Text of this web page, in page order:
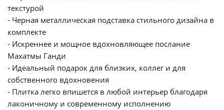
текстурой
- Черная металлическая подставка стильного дизайна в
комплекте
- Искреннее и мощное вдохновляющее послание
Махатмы Ганди
- Идеальный подарок для близких, коллег и для
собственного вдохновения
- Плитка легко впишется в любой интерьер благодаря
лаконичному и современному исполнению